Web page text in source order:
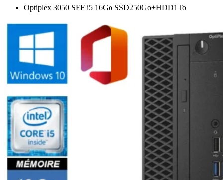
Optiplex 3050 SFF i5 16Go SSD250Go+HDD1To